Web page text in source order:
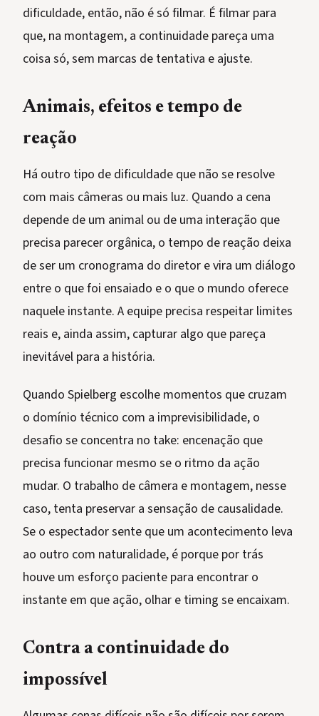
dificuldade, então, não é só filmar. É filmar para
que, na montagem, a continuidade pareça uma
coisa só, sem marcas de tentativa e ajuste.
Animais, efeitos e tempo de
reação
Há outro tipo de dificuldade que não se resolve
com mais câmeras ou mais luz. Quando a cena
depende de um animal ou de uma interação que
precisa parecer orgânica, o tempo de reação deixa
de ser um cronograma do diretor e vira um diálogo
entre o que foi ensaiado e o que o mundo oferece
naquele instante. A equipe precisa respeitar limites
reais e, ainda assim, capturar algo que pareça
inevitável para a história.
Quando Spielberg escolhe momentos que cruzam
o domínio técnico com a imprevisibilidade, o
desafio se concentra no take: encenação que
precisa funcionar mesmo se o ritmo da ação
mudar. O trabalho de câmera e montagem, nesse
caso, tenta preservar a sensação de causalidade.
Se o espectador sente que um acontecimento leva
ao outro com naturalidade, é porque por trás
houve um esforço paciente para encontrar o
instante em que ação, olhar e timing se encaixam.
Contra a continuidade do
impossível